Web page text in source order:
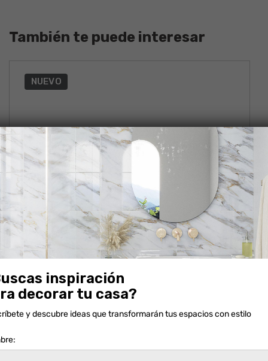
También te puede interesar
NUEVO
CARTAGO ADHEMAX GRAFITO
inspiración
decorar tu casa?
y descubre ideas que transformarán tus espacios con estilo